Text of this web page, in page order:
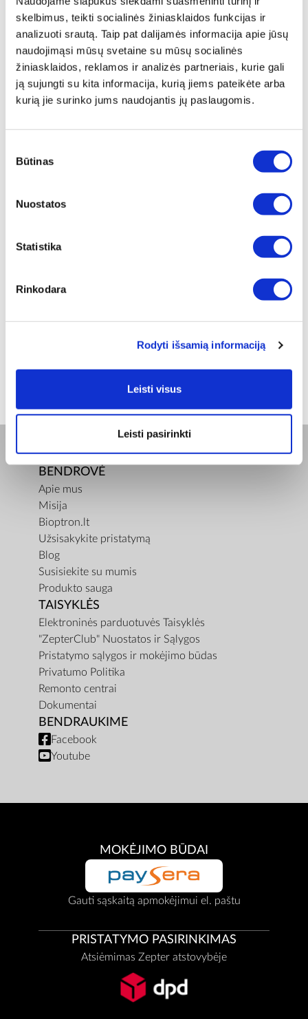
skelbimus, teikti socialinės žiniasklaidos funkcijas ir
analizuoti srautą. Taip pat dalijamės informacija apie jūsų
naudojimąsi mūsų svetaine su mūsų socialinės
žiniasklaidos, reklamos ir analizės partneriais, kurie gali
ją sujungti su kita informacija, kurią jiems pateikėte arba
kurią jie surinko jums naudojantis jų paslaugomis.
pasirinkimas
Būtinas
Nuostatos
Statistika
Rinkodara
Rodyti išsamią informaciją
Leisti visus
Leisti pasirinkti
Pasidalinti:
Aprašymas
PREKĖS KODAS
LP-RCEC
PREKĖS PAVADINIMAS
0,38
0,21
BENDROVĖ
Apie mus
Misija
Bioptron.lt
Užsisakykite pristatymą
Blog
Susisiekite su mumis
Produkto sauga
TAISYKLĖS
Elektroninės parduotuvės Taisyklės
"ZepterClub" Nuostatos ir Sąlygos
Pristatymo sąlygos ir mokėjimo būdas
Privatumo Politika
Remonto centrai
Dokumentai
BENDRAUKIME
Facebook
Youtube
MOKĖJIMO BŪDAI
Gauti sąskaitą apmokėjimui el. paštu
PRISTATYMO PASIRINKIMAS
Atsiėmimas Zepter atstovybėje